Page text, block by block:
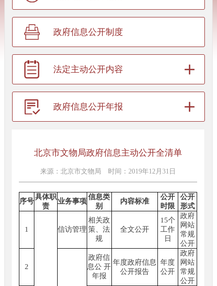
政府信息公开制度
法定主动公开内容
政府信息公开年报
北京市文物局政府信息主动公开全清单
来源：北京市文物局 时间：2019年12月31日
序号
具体职
责
业务事项
信息类
别
内容标准
公开
时限
公开
形式
1 信访管理
相关政
策、法
规
全文公开
15个
工作
日
政府
网站
常规
公开
2
政府信
息公 开
年报
年度政府信息
公开报告
年度
公开
政府
网站
常规
公开